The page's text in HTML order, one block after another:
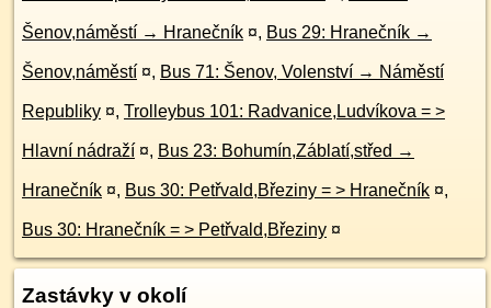
Šenov,náměstí → Hranečník ¤, Bus 29: Hranečník →
Šenov,náměstí ¤, Bus 71: Šenov, Volenství → Náměstí
Republiky ¤, Trolleybus 101: Radvanice,Ludvíkova = >
Hlavní nádraží ¤, Bus 23: Bohumín,Záblatí,střed →
Hranečník ¤, Bus 30: Petřvald,Březiny = > Hranečník ¤,
Bus 30: Hranečník = > Petřvald,Březiny ¤
Zastávky v okolí